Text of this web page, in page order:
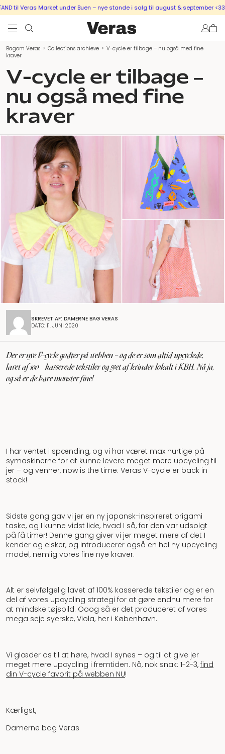
Veras Market under Buen – nye stande i salg til august & september <333
Bagom Veras > Collections archieve > V-cycle er tilbage – nu også med fine
kraver
V-cycle er tilbage –
nu også med fine
kraver
SKREVET AF: DAMERNE BAG VERAS
DATO: 11. JUNI 2020
Der er nye V-cycle godter på webben – og de er som altid upcyclede,
lavet af 100% kasserede tekstiler og syet af kvinder lokalt i KBH. Nå ja,
og så er de bare monster fine!
I har ventet i spænding, og vi har været max hurtige på
symaskinerne for at kunne levere meget mere upcycling til
jer – og venner, now is the time: Veras V-cycle er back in
stock!
Sidste gang gav vi jer en ny japansk-inspireret origami
taske, og I kunne vidst lide, hvad I så, for den var udsolgt
på få timer! Denne gang giver vi jer meget mere af det I
kender og elsker, og introducerer også en hel ny upcycling
model, nemlig vores fine nye kraver.
Alt er selvfølgelig lavet af 100% kasserede tekstiler og er en
del af vores upcycling strategi for at gøre endnu mere for
at mindske tøjspild. Ooog så er det produceret af vores
mega seje syerske, Viola, her i København.
Vi glæder os til at høre, hvad I synes – og til at give jer
meget mere upcycling i fremtiden. Nå, nok snak: 1-2-3, find
din V-cycle favorit på webben NU!
Kærligst,
Damerne bag Veras